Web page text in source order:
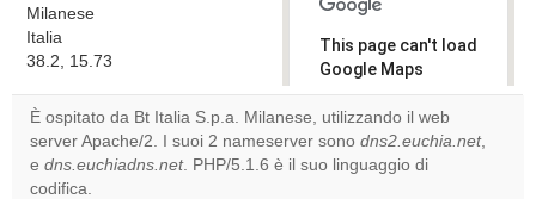
Milanese
Italia
38.2, 15.73
This page can't load
Google Maps
correctly.
Do you
own this
È ospitato da Bt Italia S.p.a. Milanese, utilizzando il web
server Apache/2. I suoi 2 nameserver sono dns2.euchia.net,
e dns.euchiadns.net. PHP/5.1.6 è il suo linguaggio di
codifica.